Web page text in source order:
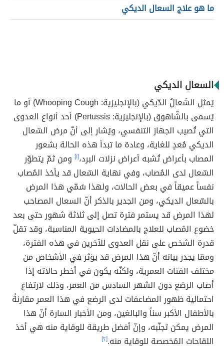
ما هو علاج السعال الديكي
السعال الديكي
يُمثل السُّعالُ الدّيكي (بالإنجليزية: Whooping Cough) أو ما
يُسمى بالشّاهوق (بالإنجليزية: Pertussis) أحد أنواع العدوى
التي تُصيب الجهاز التنفسي، ويُشار إلى أنّ مرض السّعال
الديكي مُعدٍ للغاية، وعادة ما تبدأ هذه الحالة بشعور
المصاب بأعراض تُشبه أعراض نزلات البرد،[١] ومن ثمّ يتطوّر
السّعال لدى المُصاب، وفي نهاية السّعال قد يأخذ المُصاب
نفساً عميقاً في بعض الحالات، ولهذا سُمّي هذا المرض
بالسّعال الديكي، ومن الجدير بالذكر أنّ السعال المصاحب
لهذا المرض قد يستمر فترة تصل إلى ثلاثة شهور حتى بعد
خضوع المُصاب للعلاج بالمضادات الحيوية المناسبة، وقد تقلّ
قدرة الشخص على نقل العدوى للآخرين في هذه الفترة،
وممّا يجدر بيانه أنّ هذا المرض قد يؤثر في الأشخاص من
مختلف الفئات العمرية، ولكنّه يكون في أخطر حالاته إذا
أصاب الرضع دون الشهر السادس من العمر، وذلك لارتفاع
احتمالية ظهور المضاعفات لدى الرضع في هذا العمر مقارنةً
بالأطفال الأكبر سناً والبالغين، ومن الأخبار السارة أنّ هذا
المرض يمكن تجنّبه، وإنّ أفضل طريقة للوقاية منه هي أخذ
اللقاحات المُخصصة للوقاية منه.[٢]